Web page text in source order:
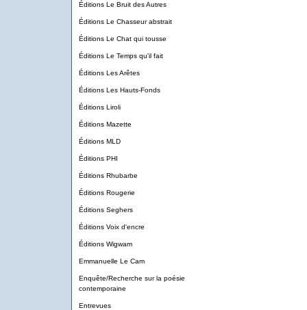
Éditions Le Bruit des Autres
Éditions Le Chasseur abstrait
Éditions Le Chat qui tousse
Éditions Le Temps qu'il fait
Éditions Les Arêtes
Éditions Les Hauts-Fonds
Éditions Liroli
Éditions Mazette
Éditions MLD
Éditions PHI
Éditions Rhubarbe
Éditions Rougerie
Éditions Seghers
Éditions Voix d'encre
Éditions Wigwam
Emmanuelle Le Cam
Enquête/Recherche sur la poésie
contemporaine
Entrevues